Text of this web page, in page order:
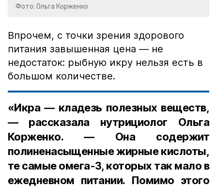
Фото: Ольга Корженко
Впрочем, с точки зрения здорового
питания завышенная цена — не
недостаток: рыбную икру нельзя есть в
большом количестве.
«Икра — кладезь полезных веществ,
— рассказала нутрициолог Ольга
Корженко. — Она содержит
полиненасыщенные жирные кислоты,
те самые омега-3, которых так мало в
ежедневном питании. Помимо этого